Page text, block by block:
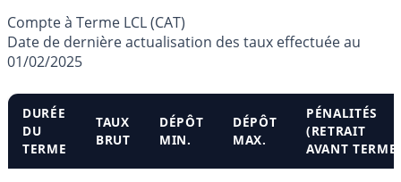
Compte à Terme LCL (CAT)
Date de dernière actualisation des taux effectuée au
01/02/2025
DURÉE
DU
TERME
TAUX
BRUT
DÉPÔT
MIN.
DÉPÔT
MAX.
PÉNALITÉS
(RETRAIT
AVANT